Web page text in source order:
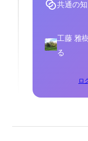
共通の
工藤 雅
る
ロ